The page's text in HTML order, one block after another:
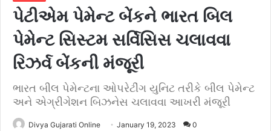
પેટીએમ પેમેન્ટ બેંકને ભારત બિલ
પેમેન્ટ સિસ્ટમ સર્વિસિસ ચલાવવા
રિઝર્વ બેંકની મંજૂરી
ભારત બીલ પેમેન્ટના ઓપરેટીંગ યુનિટ તરીકે બીલ પેમેન્ટ
અને એગ્રીગેશન બિઝનેસ ચલાવવા આખરી મંજૂરી
Divya Gujarati Online January 19, 2023 0